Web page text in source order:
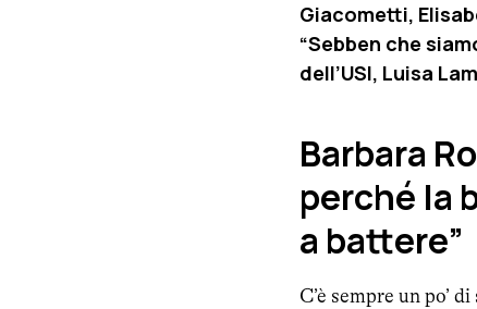
Giacometti,
“Sebben che
dell’USI, Luisa
Barbara
perché la
a battere”
C’è sempre un po’